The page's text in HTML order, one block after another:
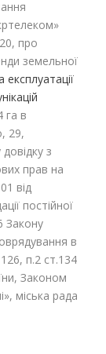
про
земельної
га в
29,
з
прав на
від
постійної
Закону
в
п.2 ст.134
Законом
міська рада